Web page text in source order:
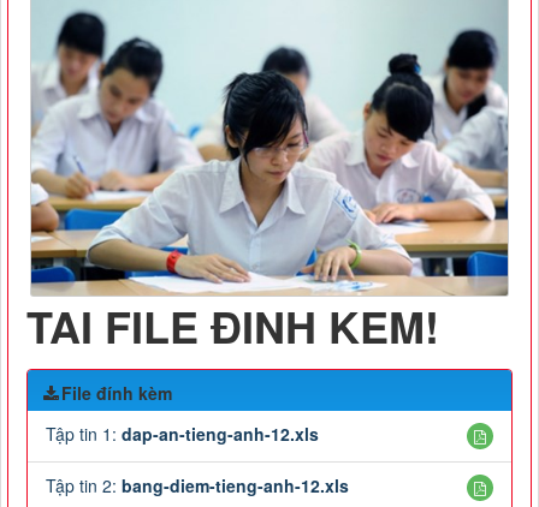
TẢI FILE ĐÍNH KÈM!
File đính kèm
Tập tin 1: dap-an-tieng-anh-12.xls
Tập tin 2: bang-diem-tieng-anh-12.xls